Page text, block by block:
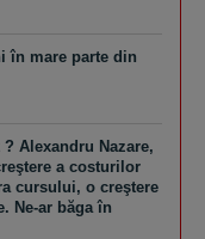
în mare parte din
Alexandru Nazare,
a costurilor
cursului, o creştere
Ne-ar băga în